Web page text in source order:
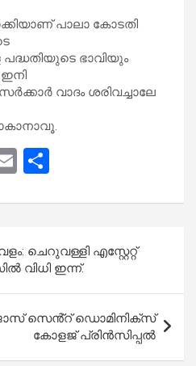
പാലാ കോടതി
ഭാവിയും
വാദം ശരിവച്ചാലേ
E
ail ar
ചെറുവള്ളി എസ്റ്റേറ്റ്
വിധി ഇന്ന്.
സെൻ്റ് ഡൊമിനിക്സ്
കോളജ് പ്രിൻസിപ്പൽ